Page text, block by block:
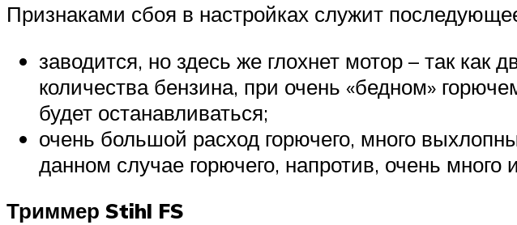
Признаками сбоя в настройках служит
заводится, но здесь же глохнет мотор – так как
количества бензина, при очень «бедном»
будет останавливаться;
очень большой расход горючего, много
данном случае горючего, напротив, очень
Триммер Stihl FS